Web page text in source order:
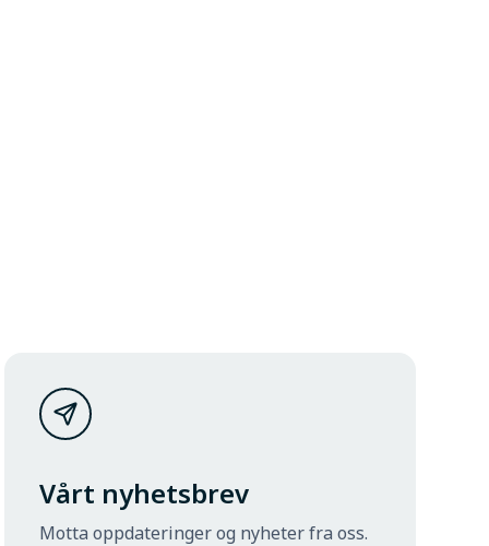
Vårt nyhetsbrev
Motta oppdateringer og nyheter fra oss.